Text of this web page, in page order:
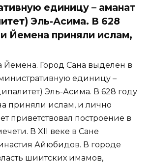
единицу – аманат
Эль-Асима. В 628
Йемена приняли ислам,
Йемена. Город Сана выделен в
единицу –
Эль-Асима. В 628 году
приняли ислам, и лично
приветствовал построение в
В XII веке в Сане
Айюбидов. В городе
шиитских имамов,